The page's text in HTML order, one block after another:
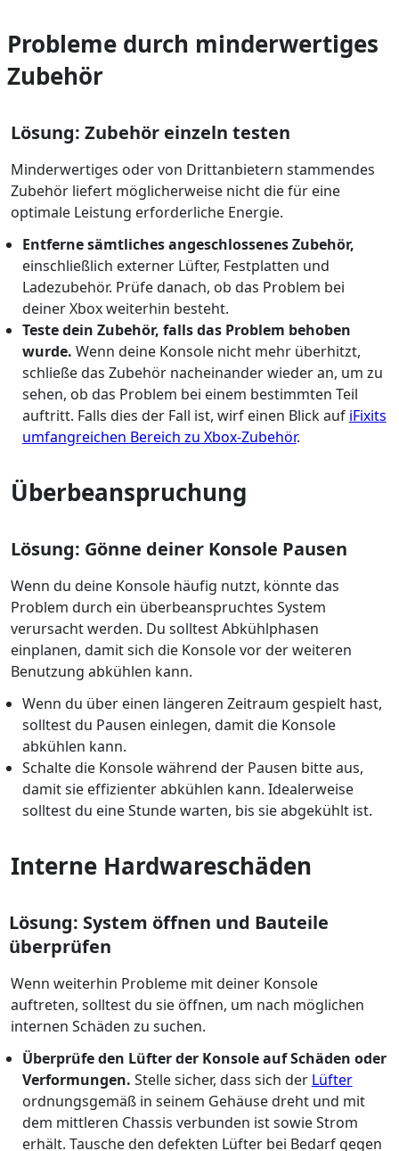
Probleme durch minderwertiges
Zubehör
Lösung: Zubehör einzeln testen
Minderwertiges oder von Drittanbietern stammendes
Zubehör liefert möglicherweise nicht die für eine
optimale Leistung erforderliche Energie.
Entferne sämtliches angeschlossenes Zubehör,
einschließlich externer Lüfter, Festplatten und
Ladezubehör. Prüfe danach, ob das Problem bei
deiner Xbox weiterhin besteht.
Teste dein Zubehör, falls das Problem behoben
wurde. Wenn deine Konsole nicht mehr überhitzt,
schließe das Zubehör nacheinander wieder an, um zu
sehen, ob das Problem bei einem bestimmten Teil
auftritt. Falls dies der Fall ist, wirf einen Blick auf iFixits
umfangreichen Bereich zu Xbox-Zubehör.
Überbeanspruchung
Lösung: Gönne deiner Konsole Pausen
Wenn du deine Konsole häufig nutzt, könnte das
Problem durch ein überbeanspruchtes System
verursacht werden. Du solltest Abkühlphasen
einplanen, damit sich die Konsole vor der weiteren
Benutzung abkühlen kann.
Wenn du über einen längeren Zeitraum gespielt hast,
solltest du Pausen einlegen, damit die Konsole
abkühlen kann.
Schalte die Konsole während der Pausen bitte aus,
damit sie effizienter abkühlen kann. Idealerweise
solltest du eine Stunde warten, bis sie abgekühlt ist.
Interne Hardwareschäden
Lösung: System öffnen und Bauteile
überprüfen
Wenn weiterhin Probleme mit deiner Konsole
auftreten, solltest du sie öffnen, um nach möglichen
internen Schäden zu suchen.
Überprüfe den Lüfter der Konsole auf Schäden oder
Verformungen. Stelle sicher, dass sich der Lüfter
ordnungsgemäß in seinem Gehäuse dreht und mit
dem mittleren Chassis verbunden ist sowie Strom
erhält. Tausche den defekten Lüfter bei Bedarf gegen